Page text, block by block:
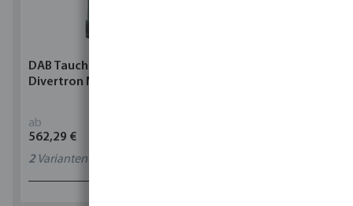
DAB Tauchpumpe
Divertron M
ab
562,29 €
2Varianten